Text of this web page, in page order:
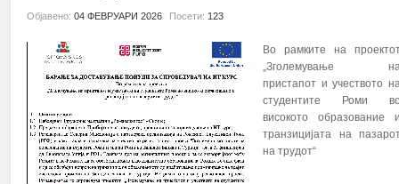
Објавено: 04 ФЕВРУАРИ 2026 Посети: 123
Во рамките на
„Зголемување
пристапот и учеството
студентите Роми
високото образование
транзицијата на
на трудот“